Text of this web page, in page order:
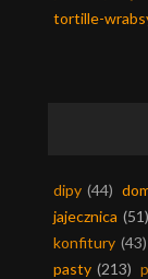
tortille-
dipy (44)
jajecznica (51)
konfitury (43)
pasty (213)